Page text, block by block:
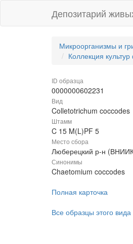
Депозитарий
Микроорганизмы и
Коллекция
ID образца
0000000602231
Вид
Colletotrichum coccodes
Штамм
C 15 M(L)PF 5
Место сбора
Люберецкий р-н
Синонимы
Chaetomium coccodes
Полная карточка
Все образцы этого вида